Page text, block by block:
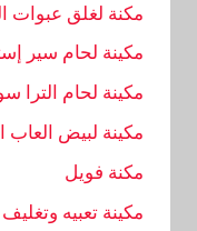
مكنة لغلق عبوات
مكينة لحام سير
مكينة لحام الترا
مكينة لبيض العاب
مكنة فويل
مكينة تعبيه